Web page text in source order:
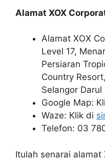
Alamat XOX
Alamat XOX
Level 17,
Persiaran
Country
Selangor Darul
Google Map:
Waze: Klik di
Telefon: 03
Itulah senarai